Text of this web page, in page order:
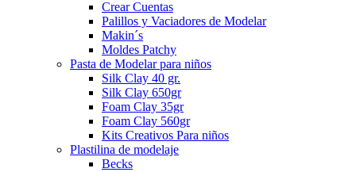
Crear Cuentas
Palillos y Vaciadores de Modelar
Makin´s
Moldes Patchy
Pasta de Modelar para niños
Silk Clay 40 gr.
Silk Clay 650gr
Foam Clay 35gr
Foam Clay 560gr
Kits Creativos Para niños
Plastilina de modelaje
Becks